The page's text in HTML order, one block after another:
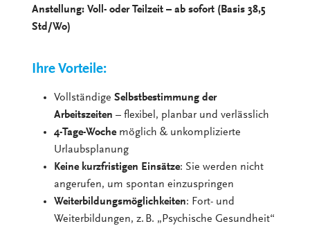
Anstellung: Voll- oder Teilzeit – ab sofort (Basis 38,5
Std/Wo)
Ihre Vorteile:
VollständigeSelbstbestimmung der
Arbeitszeiten – flexibel, planbar und verlässlich
4-Tage-Woche möglich & unkomplizierte
Urlaubsplanung
Keine kurzfristigen Einsätze: Sie werden nicht
angerufen, um spontan einzuspringen
Weiterbildungsmöglichkeiten: Fort- und
Weiterbildungen, z. B. „Psychische Gesundheit“